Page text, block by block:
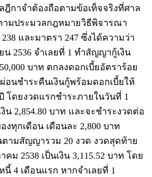
ฎีกาจำต้องถือตามข้อเท็จจริงที่ศาล
มประมวลกฎหมายวิธีพิจารณา
และมาตรา 247 ซึ่งได้ความว่า
น 2536 จำเลยที่ 1 ทำสัญญากู้เงิน
บาท ตกลงดอกเบี้ยอัตราร้อย
อนชำระคืนเงินกู้พร้อมดอกเบี้ยให้
โดยงวดแรกชำระภายในวันที่ 1
น 2,854.80 บาท และจะชำระงวดต่อ
งทุกเดือน เดือนละ 2,800 บาท
ามสัญญารวม 20 งวด งวดสุดท้าย
ม 2538 เป็นเงิน 3,115.52 บาท โดย
นี้ 4 เดือนแรก หากจำเลยที่ 1